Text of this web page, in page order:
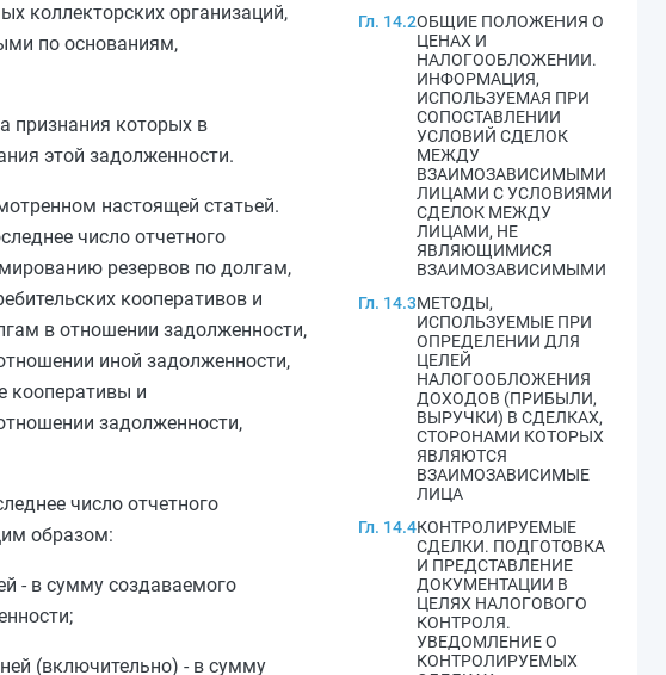
коллекторских организаций,
по основаниям,
признания которых в
этой задолженности.
настоящей статьей.
число отчетного
резервов по долгам,
кооперативов и
в отношении задолженности,
иной задолженности,
кооперативы и
задолженности,
число отчетного
образом:
- в сумму создаваемого
(включительно) - в сумму
Гл. 14.2ОБЩИЕ ПОЛОЖЕНИЯ О
ЦЕНАХ И
НАЛОГООБЛОЖЕНИИ.
ИНФОРМАЦИЯ,
ИСПОЛЬЗУЕМАЯ ПРИ
СОПОСТАВЛЕНИИ
УСЛОВИЙ СДЕЛОК
МЕЖДУ
ВЗАИМОЗАВИСИМЫМИ
ЛИЦАМИ С УСЛОВИЯМИ
СДЕЛОК МЕЖДУ
ЛИЦАМИ, НЕ
ЯВЛЯЮЩИМИСЯ
ВЗАИМОЗАВИСИМЫМИ
Гл. 14.3МЕТОДЫ,
ИСПОЛЬЗУЕМЫЕ ПРИ
ОПРЕДЕЛЕНИИ ДЛЯ
ЦЕЛЕЙ
НАЛОГООБЛОЖЕНИЯ
ДОХОДОВ (ПРИБЫЛИ,
ВЫРУЧКИ) В СДЕЛКАХ,
СТОРОНАМИ КОТОРЫХ
ЯВЛЯЮТСЯ
ВЗАИМОЗАВИСИМЫЕ
ЛИЦА
Гл. 14.4КОНТРОЛИРУЕМЫЕ
СДЕЛКИ. ПОДГОТОВКА
И ПРЕДСТАВЛЕНИЕ
ДОКУМЕНТАЦИИ В
ЦЕЛЯХ НАЛОГОВОГО
КОНТРОЛЯ.
УВЕДОМЛЕНИЕ О
КОНТРОЛИРУЕМЫХ